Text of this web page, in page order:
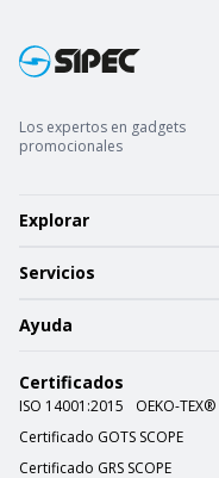
Los expertos en gadgets
promocionales
Explorar
Servicios
Ayuda
Certificados
ISO 14001:2015
OEKO-TEX®
Certificado GOTS SCOPE
Certificado GRS SCOPE